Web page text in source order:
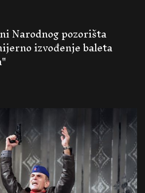
Narodnog pozorišta
izvođenje baleta